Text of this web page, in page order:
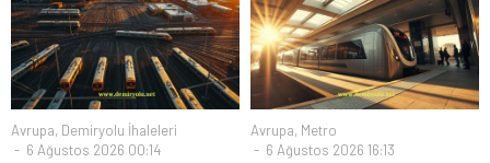
Avrupa, Demiryolu İhaleleri
6 Ağustos 2026 00:14
Avrupa, Metro
6 Ağustos 2026 16:13